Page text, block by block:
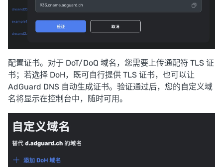
配置证书。对于 DoT/DoQ 域名，您需要上传通配符 TLS 证
书；若选择 DoH，既可自行提供 TLS 证书，也可以让
AdGuard DNS 自动生成证书。验证通过后，您的自定义域
名将显示在控制台中，随时可用。